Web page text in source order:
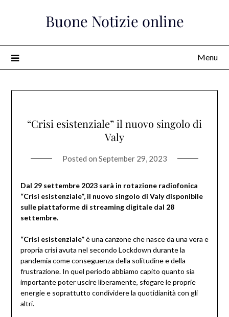
Buone Notizie online
Menu
“Crisi esistenziale” il nuovo singolo di
Valy
Posted on September 29, 2023
Dal 29 settembre 2023 sarà in rotazione radiofonica
“Crisi esistenziale”, il nuovo singolo di Valy disponibile
sulle piattaforme di streaming digitale dal 28
settembre.
“Crisi esistenziale”è una canzone che nasce da una vera e
propria crisi avuta nel secondo Lockdown durante la
pandemia come conseguenza della solitudine e della
frustrazione. In quel periodo abbiamo capito quanto sia
importante poter uscire liberamente, sfogare le proprie
energie e soprattutto condividere la quotidianità con gli
altri.